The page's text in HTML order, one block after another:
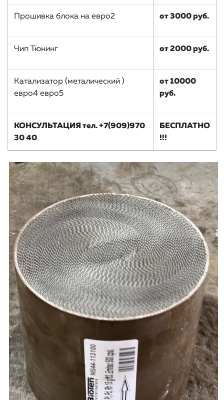
Прошивка блока на евро2 от 3000 руб.
Чип Тюнинг от 2000 руб.
Катализатор (металический )
евро4 евро5
от 10000
руб.
КОНСУЛЬТАЦИЯ тел. +7(909)970
30 40
БЕСПЛАТНО
!!!